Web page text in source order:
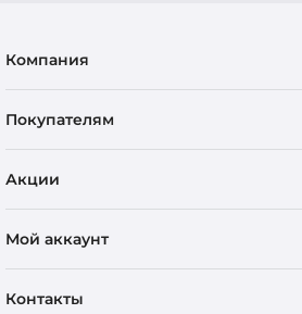
Компания
Покупателям
Акции
Мой аккаунт
Контакты